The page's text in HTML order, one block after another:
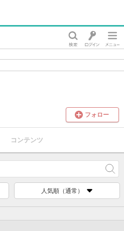
フォロー
コンテンツ
人気順（通常）